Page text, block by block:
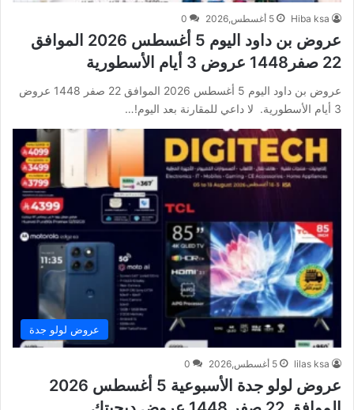
Hiba ksa 5 أغسطس,2026 0
عروض بن داود اليوم 5 أغسطس 2026 الموافق
22 صفر1448 عروض 3 أيام الأسطورية
عروض بن داود اليوم 5 أغسطس 2026 الموافق 22 صفر 1448 عروض
3 أيام الأسطورية. لا داعي للمقارنة بعد اليوم!…
عروض لولو جدة
lilas ksa 5 أغسطس,2026 0
عروض لولو جدة الأسبوعية 5 أغسطس 2026